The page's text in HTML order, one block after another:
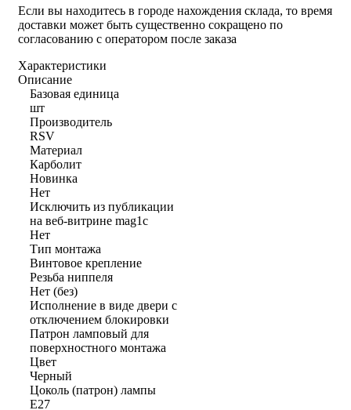
Если вы находитесь в городе нахождения склада, то время
доставки может быть существенно сокращено по
согласованию с оператором после заказа
Характеристики
Описание
Базовая единица
шт
Производитель
RSV
Материал
Карболит
Новинка
Нет
Исключить из публикации
на веб-витрине mag1c
Нет
Тип монтажа
Винтовое крепление
Резьба ниппеля
Нет (без)
Исполнение в виде двери с
отключением блокировки
Патрон ламповый для
поверхностного монтажа
Цвет
Черный
Цоколь (патрон) лампы
E27